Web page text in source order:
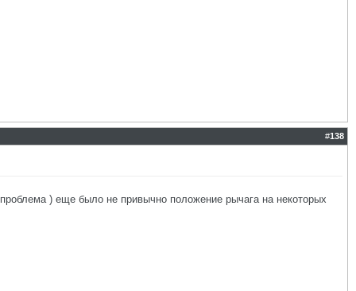
#138
) еще было не привычно положение рычага на некоторых